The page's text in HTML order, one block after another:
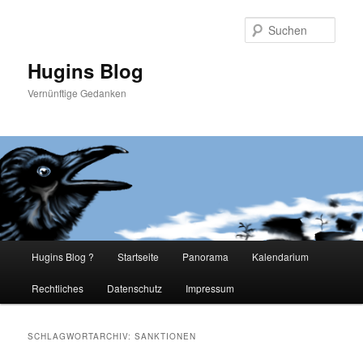
Hugins Blog
Vernünftige Gedanken
Zum
primären
Zum
sekundären
Hugins Blog ? Startseite Panorama Kalendarium
Rechtliches Datenschutz Impressum
SCHLAGWORTARCHIV:SANKTIONEN